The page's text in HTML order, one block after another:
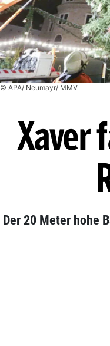
© APA/ Neumayr/ MMV
Xaver
Der 20 Meter hohe